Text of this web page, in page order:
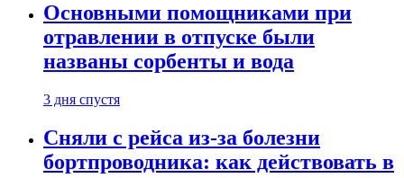
Основными помощниками при
отравлении в отпуске были
названы сорбенты и вода
3 дня спустя
Сняли с рейса из-за болезни
бортпроводника: как действовать в